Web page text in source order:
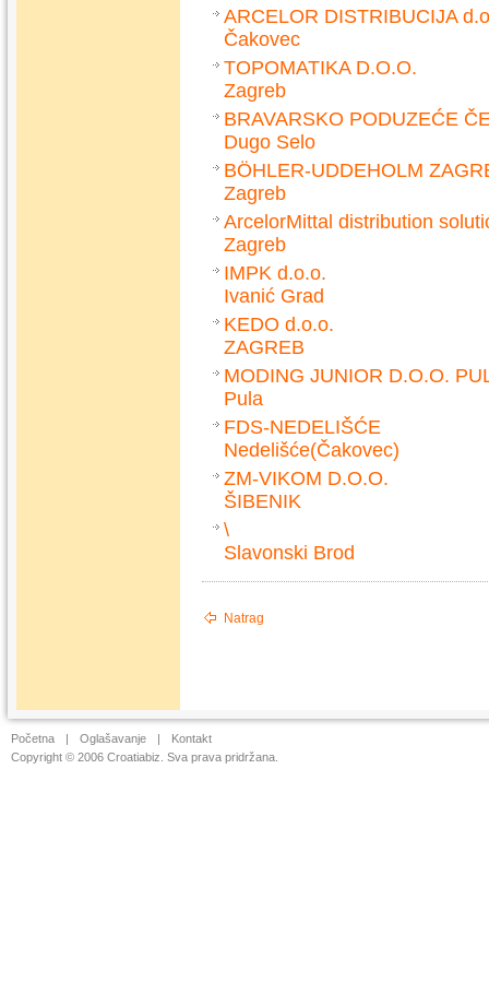
ARCELOR DISTRIBUCIJA
Čakovec
TOPOMATIKA D.O.O.
Zagreb
BRAVARSKO PODUZEĆE
Dugo Selo
BÖHLER-UDDEHOLM
Zagreb
ArcelorMittal distribution
Zagreb
IMPK d.o.o.
Ivanić Grad
KEDO d.o.o.
ZAGREB
MODING JUNIOR D.O.O.
Pula
FDS-NEDELIŠĆE
Nedelišće(Čakovec)
ZM-VIKOM D.O.O.
ŠIBENIK
\
Slavonski Brod
Natrag
Početna | Oglašavanje |
Kontakt
Copyright © 2006 Croatiabiz. Sva prava pridržana.